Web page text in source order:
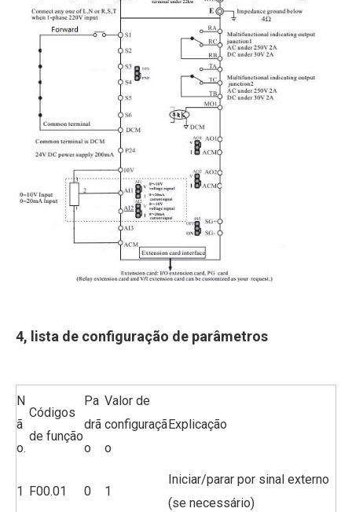
4, lista de configuração de parâmetros
N
ã
o.
Códigos
de função
Pa
drã
o
Valor de
configuraçã
o
Explicação
1 F00.01 0 1
Iniciar/parar por sinal externo
(se necessário)